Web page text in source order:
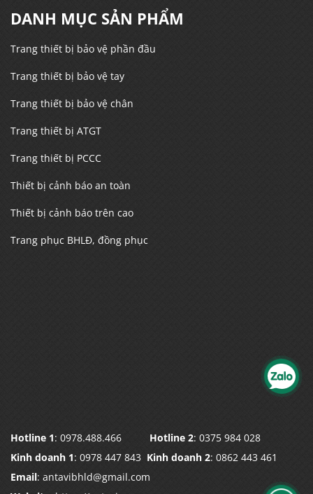
DANH MỤC SẢN PHẨM
Trang thiết bị bảo vệ phần đầu
Trang thiết bị bảo vệ tay
Trang thiết bị bảo vệ chân
Trang thiết bị ATGT
Trang thiết bị PCCC
Thiết bị cảnh báo an toàn
Thiết bị cảnh báo trên cao
Trang phục BHLĐ, đồng phục
Hotline 1: 0978.488.466 Hotline 2: 0375 984 028
Kinh doanh 1: 0978 447 843 Kinh doanh 2: 0862 443 461
Email: antavibhld@gmail.com